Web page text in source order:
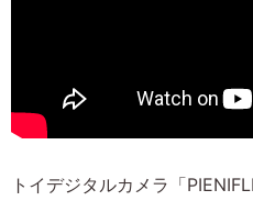
トイデジタルカメラ「